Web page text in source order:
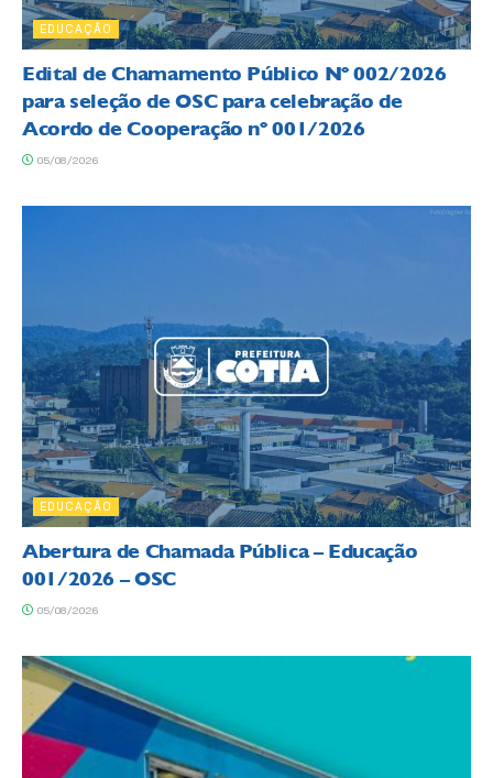
EDUCAÇÃO
Edital de Chamamento Público Nº 002/2026
para seleção de OSC para celebração de
Acordo de Cooperação nº 001/2026
05/08/2026
EDUCAÇÃO
Abertura de Chamada Pública – Educação
001/2026 – OSC
05/08/2026